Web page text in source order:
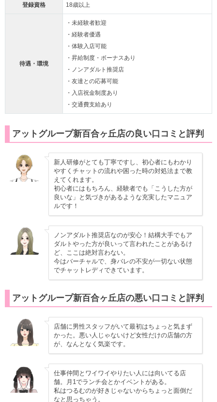
登録資格 18歳以上
待遇・環境
・未経験者歓迎
・経験者優遇
・体験入店可能
・昇給制度・ボーナスあり
・ノンアダルト推奨店
・友達との応募可能
・入店祝金制度あり
・交通費支給あり
アットグループ新百合ヶ丘店の良い口コミと評判
新人研修がとても丁寧ですし、初心者にもわかり
やすくチャットの流れや困った時の対処法まで教
えてくれます。
初心者にはもちろん、経験者でも「こうした方が
良いな」と気づきがあるような充実したマニュア
ルです！
ノンアダルト推奨店なのが安心！結構大手でもア
ダルトやった方が良いって言われたことがあるけ
ど、ここは絶対言わない。
今はバーチャルで、身バレの不安が一切ない状態
でチャットレディできています。
アットグループ新百合ヶ丘店の悪い口コミと評判
店舗に男性スタッフがいて最初はちょっと気まず
かった。悪い人じゃないけど女性だけの店舗の方
が、なんとなく気楽です。
仕事仲間とワイワイやりたい人には向いてる店
舗。月1でランチ会とかイベントがある。
私はつるむのが好きじゃないからちょっと面倒だ
なと思っちゃう。